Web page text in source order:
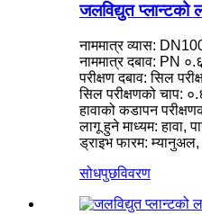
सानो १ किलोवाट ३
फोर्स्टर २×४० किलोवाट
हाइड्रोलिक प्रोपेलर टर्बाइन
२२०० किलोवाट हाइड्रो पावर
सानो कपलान टर्बाइन १
जलविद्युत उपकरण निर्माता
जलविद्युत ऊर्जा प्रणाली
जलविद्युत प्लान्टको
नाममात्र व्यास:
नाममात्र दबाव: PN
परीक्षण दबाव: सिल
सिल परीक्षणको चाप:
हावाको कडापन
लागू हुने माध्यम: हावा,
ड्राइभ फारम: म्यानुअल,
सोधपुछविवरण